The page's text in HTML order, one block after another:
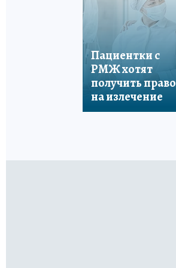
Пациентки с
РМЖ хотят
получить право
на излечение